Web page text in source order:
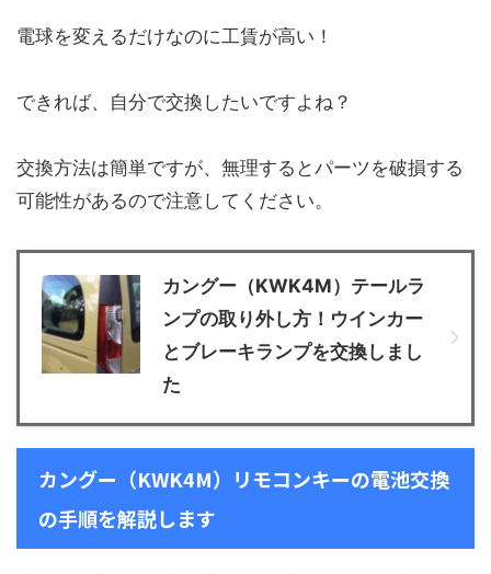
電球を変えるだけなのに工賃が高い！
できれば、自分で交換したいですよね？
交換方法は簡単ですが、無理するとパーツを破損する
可能性があるので注意してください。
カングー（KWK4M）テールラ
ンプの取り外し方！ウインカー
とブレーキランプを交換しまし
た
カングー（KWK4M）リモコンキーの電池交換
の手順を解説します